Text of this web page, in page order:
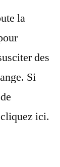
la
des
Si
ici.